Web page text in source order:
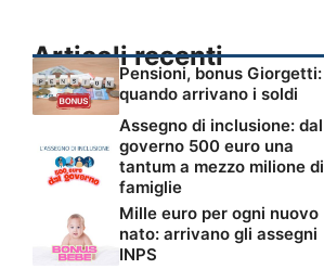
Articoli recenti
Pensioni, bonus Giorgetti:
quando arrivano i soldi
Assegno di inclusione: dal
governo 500 euro una
tantum a mezzo milione di
famiglie
Mille euro per ogni nuovo
nato: arrivano gli assegni
INPS